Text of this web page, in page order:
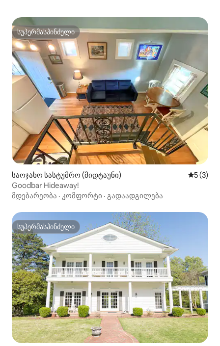
სუპერმასპინძელი
სუპერმასპინძელი
საოჯახო სასტუმრო (მიდტაუნი)
5 (3)
Goodbar Hideaway!
მდებარეობა · კომფორტი · გადაადგილება
სუპერმასპინძელი
სუპერმასპინძელი